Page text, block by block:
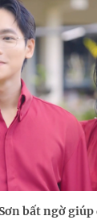
bất ngờ giúp